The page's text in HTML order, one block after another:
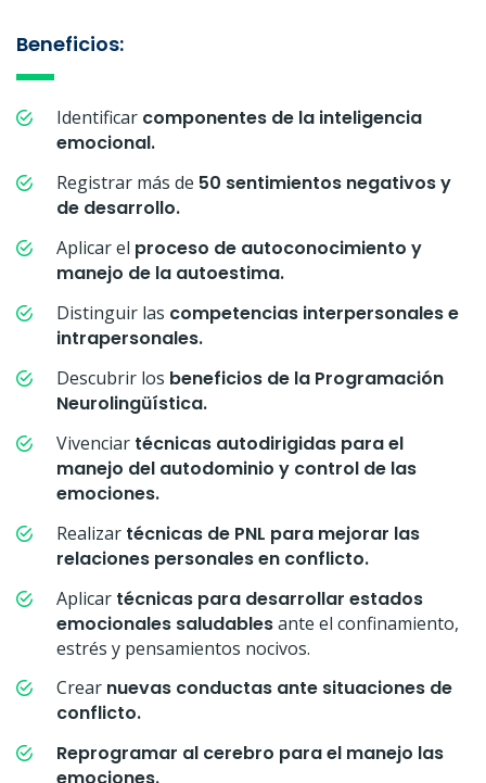
Beneficios:
Identificar componentes de la inteligencia
emocional.
Registrar más de 50 sentimientos negativos y
de desarrollo.
Aplicar el proceso de autoconocimiento y
manejo de la autoestima.
Distinguir las competencias interpersonales e
intrapersonales.
Descubrir los beneficios de la Programación
Neurolingüística.
Vivenciar técnicas autodirigidas para el
manejo del autodominio y control de las
emociones.
Realizar técnicas de PNL para mejorar las
relaciones personales en conflicto.
Aplicar técnicas para desarrollar estados
emocionales saludablesante el confinamiento,
estrés y pensamientos nocivos.
Crear nuevas conductas ante situaciones de
conflicto.
Reprogramar al cerebro para el manejo las